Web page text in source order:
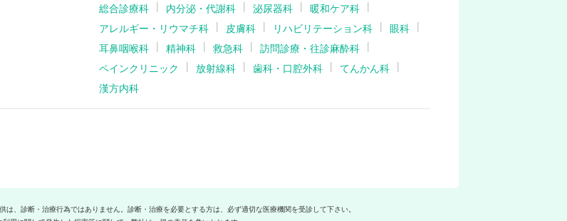
総合診療科
内分泌・代謝科 泌尿器科
暖和ケア科
アレルギー・リウマチ科
皮膚科 リハビリテーション科
眼科
耳鼻咽喉科
精神科 救急科
訪問診療・往診麻酔科
ペインクリニック
放射線科 歯科・口腔外科
てんかん科
漢方内科
、診断・治療行為ではありません。診断・治療を必要とする方は、必ず適切な医療機関を受診して下さい。